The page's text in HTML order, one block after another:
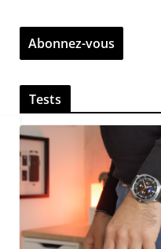
r
z
v
t
r
e
e
-
a
Abonnez-vous
Tests